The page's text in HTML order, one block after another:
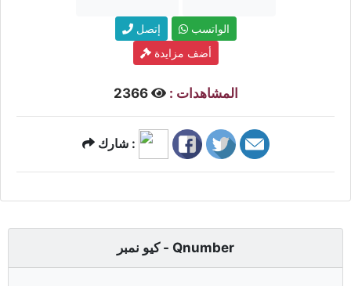
إتصل
الواتسب
أضف مزايدة
المشاهدات : 2366
شارك :
كيو نمبر - Qnumber